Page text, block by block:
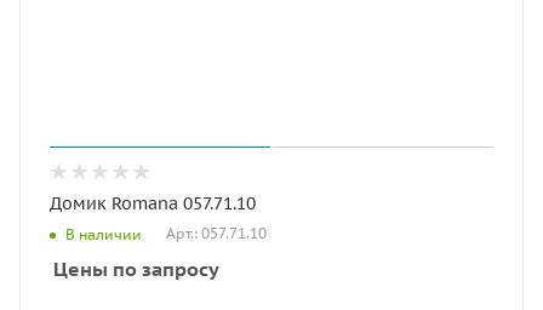
Домик Romana 057.71.10
В наличии Арт.: 057.71.10
Цены по запросу